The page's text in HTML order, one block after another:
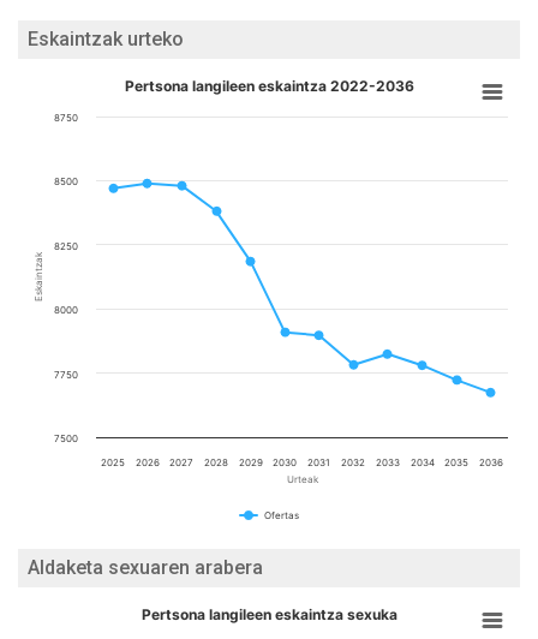
Eskaintzak urteko
Urteak
Eskaintzak
Pertsona langileen eskaintza 2022-2036
Ofertas
2025 2026 2027 2028 2029 2030 2031 2032 2033 2034 2035 2036
7500
7750
8000
8250
8500
8750
Aldaketa sexuaren arabera
Pertsona langileen eskaintza sexuka